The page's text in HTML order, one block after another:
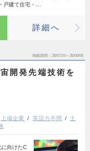
戸建て住宅・…
詳細へ
掲載期間 26/07/24～26/08/06
開発先端技術を
上場企業 英語力不問
土
に向けたC